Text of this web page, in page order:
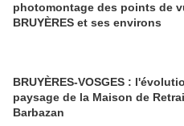
photomontage des points de
BRUYÈRES et ses environs
BRUYÈRES-VOSGES :
paysage de la Maison de
Barbazan